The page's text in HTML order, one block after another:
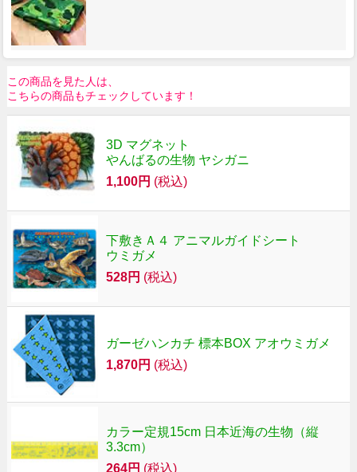
この商品を見た人は、
こちらの商品もチェックしています！
3D マグネット
やんばるの生物 ヤシガニ
1,100円 (税込)
下敷きＡ４ アニマルガイドシート
ウミガメ
528円 (税込)
ガーゼハンカチ 標本BOX アオウミガメ
1,870円 (税込)
カラー定規15cm 日本近海の生物（縦
3.3cm）
264円 (税込)